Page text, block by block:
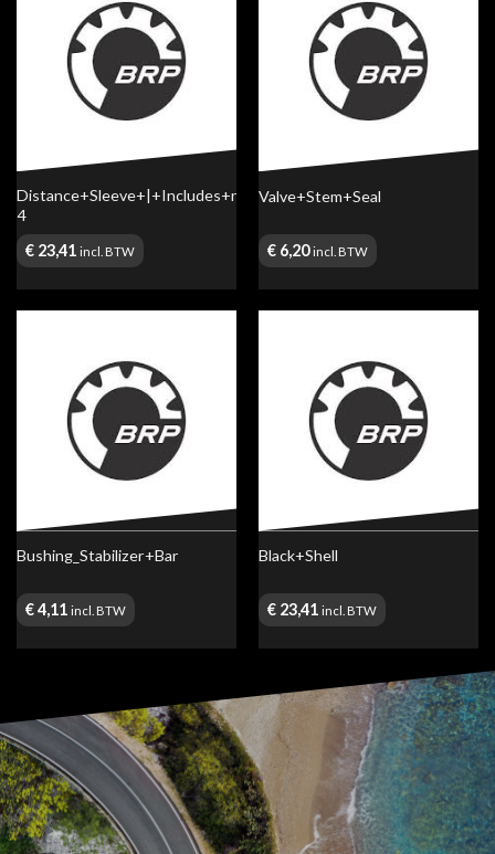
Distance+Sleeve+|+Includes+no.+3-
4
€23,41 incl. BTW
Valve+Stem+Seal
€6,20 incl. BTW
Bushing_Stabilizer+Bar
€4,11 incl. BTW
Black+Shell
€23,41 incl. BTW